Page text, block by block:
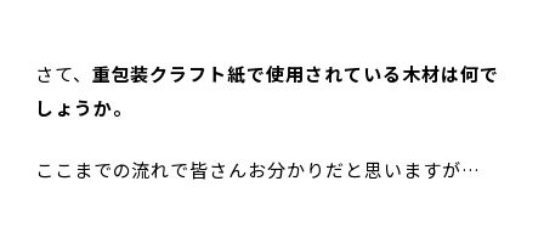
さて、 重包装クラフト紙で使用されている木材は何で
しょうか。
ここまでの流れで皆さんお分かりだと思いますが…